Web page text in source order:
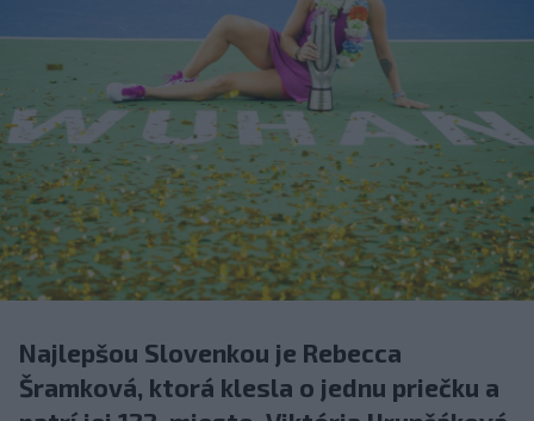
Najlepšou Slovenkou je Rebecca
Šramková, ktorá klesla o jednu priečku a